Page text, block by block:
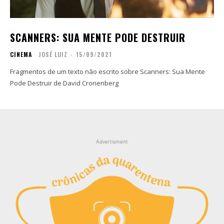
Zine
Autores
Sobre
Contato
Zine
Autores
Sobre
Contato
SCANNERS: SUA MENTE PODE DESTRUIR
CINEMA JOSÉ LUIZ - 15/09/2021
Fragmentos de um texto não escrito sobre Scanners: Sua Mente
Pode Destruir de David Cronenberg
Advertisment